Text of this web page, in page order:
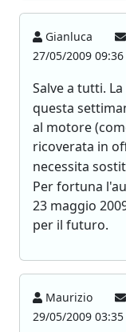
Gianluca
27/05/2009 09:36
Salve a tutti.
questa
al motore
ricoverata in
necessita
Per fortuna
23 maggio
per il futuro.
Maurizio
29/05/2009 03:35